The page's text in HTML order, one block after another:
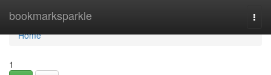
bookmarksparkle
Home
Home
1